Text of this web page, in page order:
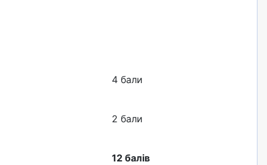
4 бали
2 бали
12 балів